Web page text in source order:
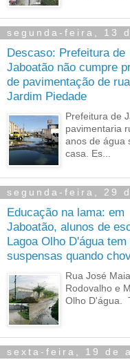
segunda-feira, 13
Descaso: Prefeitura de
Jaboatão não cumpre
de pavimentação de
Jardim Piedade
Prefeitura de
pavimentaria
anos de água
casa. Es...
segunda-feira, 29
Educação na lama: em
Jaboatão, alunos de
Lagoa Olho D'água tem
suspensas quando
Rua José
Rodovalho e
Olho D'água.
sexta-feira, 19 de